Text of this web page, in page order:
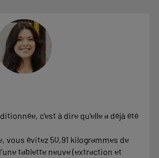
c'est à dire qu'elle a déjà été
vous évitez 50,91 kilogrammes de
tablette neuve (extraction et